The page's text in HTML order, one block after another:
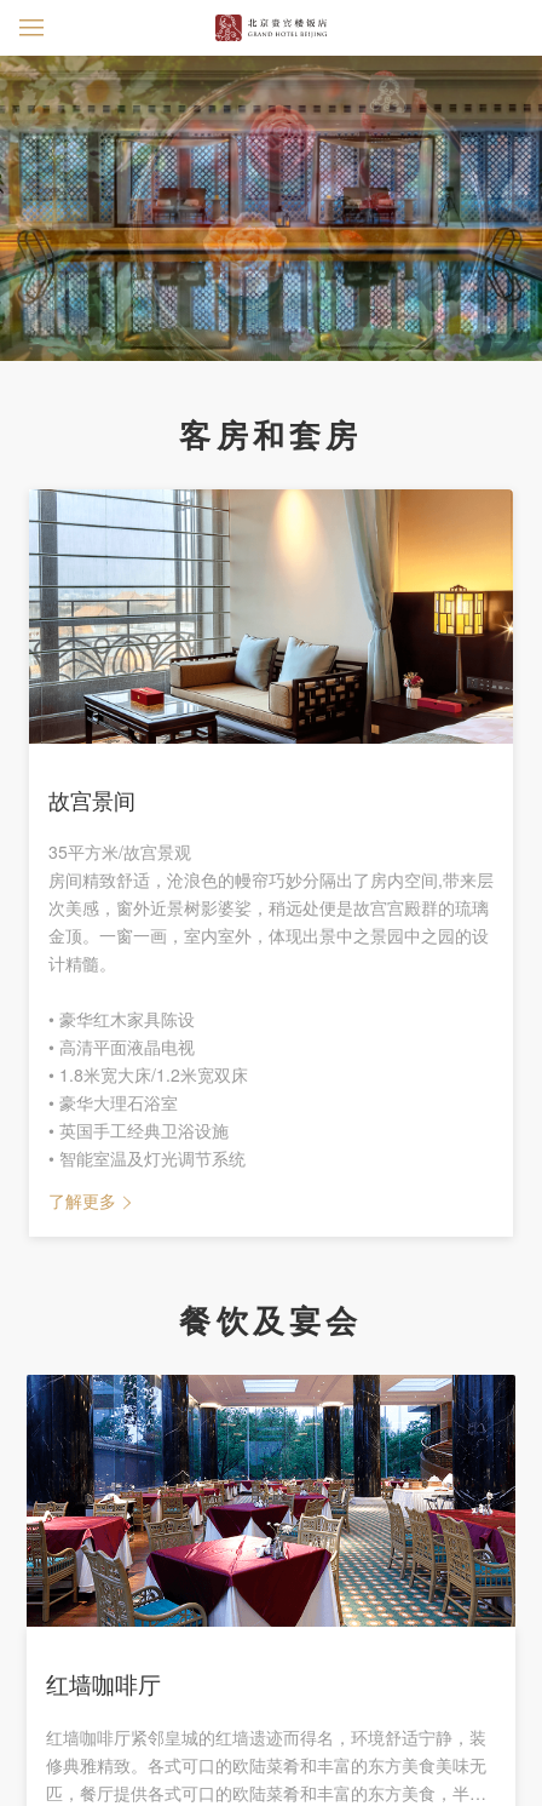
客房和套房
故宫景间
35平方米/故宫景观
房间精致舒适，沧浪色的幔帘巧妙分隔出了房内空间,带来层
次美感，窗外近景树影婆娑，稍远处便是故宫宫殿群的琉璃
金顶。一窗一画，室内室外，体现出景中之景园中之园的设
计精髓。
• 豪华红木家具陈设
• 高清平面液晶电视
• 1.8米宽大床/1.2米宽双床
• 豪华大理石浴室
• 英国手工经典卫浴设施
• 智能室温及灯光调节系统
了解更多
餐饮及宴会
红墙咖啡厅
红墙咖啡厅紧邻皇城的红墙遗迹而得名，环境舒适宁静，装
修典雅精致。各式可口的欧陆菜肴和丰富的东方美食美味无
匹，餐厅提供各式可口的欧陆菜肴和丰富的东方美食，半自